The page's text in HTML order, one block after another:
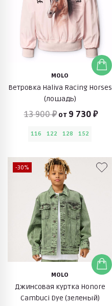
MOLO
Ветровка Haliva Racing Horses
(лошадь)
13 900 ₽ от 9 730 ₽
116 122 128 152
-30%
MOLO
Джинсовая куртка Honore
Cambuci Dye (зеленый)